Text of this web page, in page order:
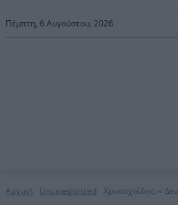
Πέμπτη, 6 Αυγούστου, 2026
Αρχική Uncategorized Χρυσοχοΐδης: «